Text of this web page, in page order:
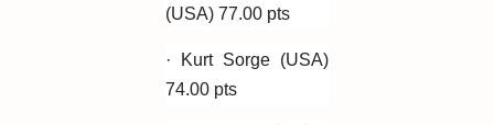
(USA) 77.00 pts
· Kurt Sorge (USA)
74.00 pts